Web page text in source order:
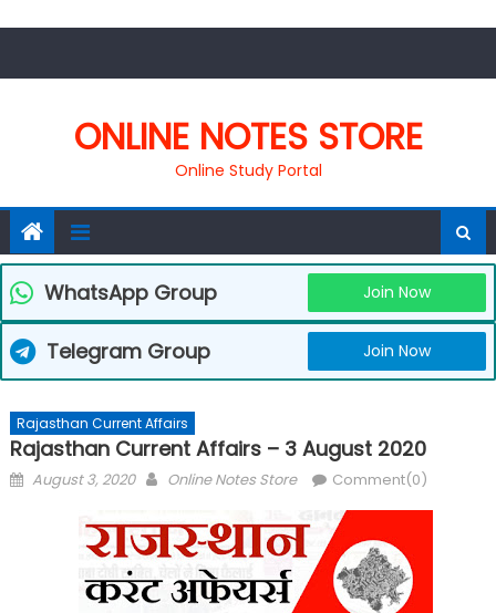
ONLINE NOTES STORE
Online Study Portal
WhatsApp Group Join Now
Telegram Group Join Now
Rajasthan Current Affairs
Rajasthan Current Affairs – 3 August 2020
Posted
August 3, 2020 Author
Online Notes Store Comment(0)